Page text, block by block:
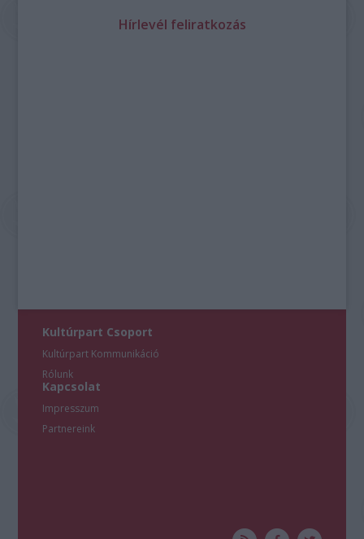
Hírlevél feliratkozás
Kultúrpart Csoport
Kultúrpart Kommunikáció
Rólunk
Kapcsolat
Impresszum
Partnereink